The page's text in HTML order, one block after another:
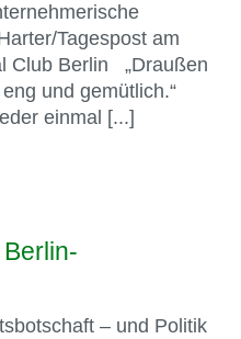
Tagespost am
Club Berlin „Draußen
und gemütlich.“
einmal [...]
– und Politik